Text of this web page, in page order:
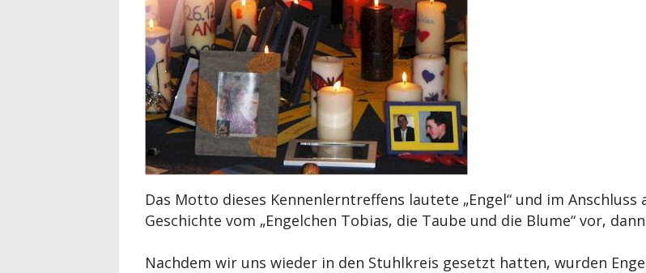
Das Motto dieses Kennenlerntreffens lautete „Engel“ und im
Geschichte vom „Engelchen Tobias, die Taube und die Blume“ vor,
Nachdem wir uns wieder in den Stuhlkreis gesetzt hatten, wurden